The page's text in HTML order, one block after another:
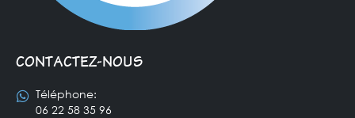
CONTACTEZ-NOUS
Téléphone:
06 22 58 35 96